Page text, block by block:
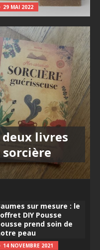
29 MAI 2022
deux livres
sur mesure : le
DIY Pousse
prend soin de
peau
14 NOVEMBRE 2021